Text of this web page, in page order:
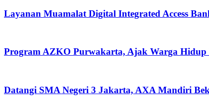
Layanan Muamalat Digital Integrated Access
Program AZKO Purwakarta, Ajak Warga
Datangi SMA Negeri 3 Jakarta, AXA Mandiri